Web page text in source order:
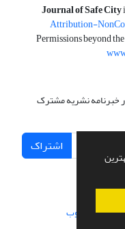
Attribution-
Permissions beyond
خبرنامه نشریه مشترک
اشتراک
از سیناوب